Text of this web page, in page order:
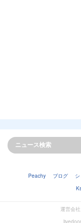
Peachy ブログ
運営会社